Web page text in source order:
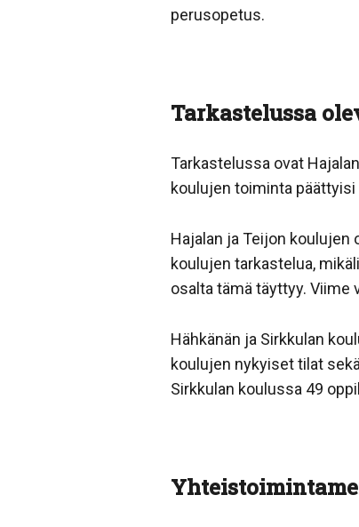
perusopetus.
Tarkastelussa
Tarkastelussa ovat
koulujen toiminta päättyisi
Hajalan ja Teijon
koulujen tarkastelua,
osalta tämä täyttyy. Viime
Hähkänän ja Sirkkulan
koulujen nykyiset tilat
Sirkkulan koulussa 49